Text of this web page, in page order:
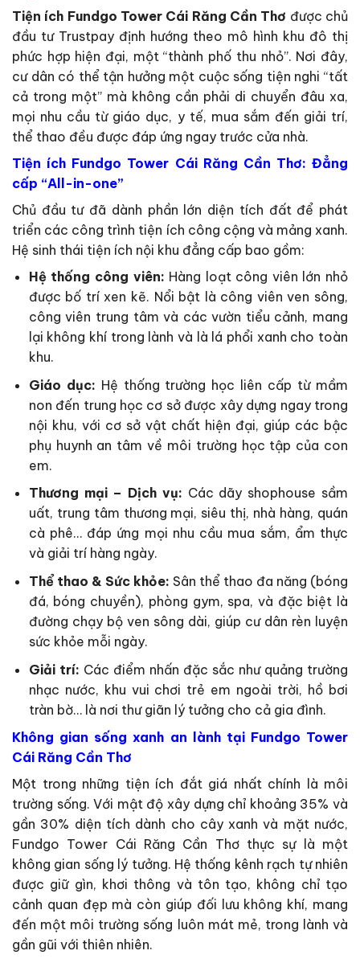
Tiện ích Fundgo Tower Cái Răng Cần Thơ được chủ
đầu tư Trustpay định hướng theo mô hình khu đô thị
phức hợp hiện đại, một “thành phố thu nhỏ”. Nơi đây,
cư dân có thể tận hưởng một cuộc sống tiện nghi “tất
cả trong một” mà không cần phải di chuyển đâu xa,
mọi nhu cầu từ giáo dục, y tế, mua sắm đến giải trí,
thể thao đều được đáp ứng ngay trước cửa nhà.
Tiện ích Fundgo Tower Cái Răng Cần Thơ: Đẳng
cấp “All-in-one”
Chủ đầu tư đã dành phần lớn diện tích đất để phát
triển các công trình tiện ích công cộng và mảng xanh.
Hệ sinh thái tiện ích nội khu đẳng cấp bao gồm:
Hệ thống công viên: Hàng loạt công viên lớn nhỏ
được bố trí xen kẽ. Nổi bật là công viên ven sông,
công viên trung tâm và các vườn tiểu cảnh, mang
lại không khí trong lành và là lá phổi xanh cho toàn
khu.
Giáo dục: Hệ thống trường học liên cấp từ mầm
non đến trung học cơ sở được xây dựng ngay trong
nội khu, với cơ sở vật chất hiện đại, giúp các bậc
phụ huynh an tâm về môi trường học tập của con
em.
Thương mại – Dịch vụ: Các dãy shophouse sầm
uất, trung tâm thương mại, siêu thị, nhà hàng, quán
cà phê… đáp ứng mọi nhu cầu mua sắm, ẩm thực
và giải trí hàng ngày.
Thể thao & Sức khỏe: Sân thể thao đa năng (bóng
đá, bóng chuyền), phòng gym, spa, và đặc biệt là
đường chạy bộ ven sông dài, giúp cư dân rèn luyện
sức khỏe mỗi ngày.
Giải trí: Các điểm nhấn đặc sắc như quảng trường
nhạc nước, khu vui chơi trẻ em ngoài trời, hồ bơi
tràn bờ… là nơi thư giãn lý tưởng cho cả gia đình.
Không gian sống xanh an lành tại Fundgo Tower
Cái Răng Cần Thơ
Một trong những tiện ích đắt giá nhất chính là môi
trường sống. Với mật độ xây dựng chỉ khoảng 35% và
gần 30% diện tích dành cho cây xanh và mặt nước,
Fundgo Tower Cái Răng Cần Thơ thực sự là một
không gian sống lý tưởng. Hệ thống kênh rạch tự nhiên
được giữ gìn, khơi thông và tôn tạo, không chỉ tạo
cảnh quan đẹp mà còn giúp đối lưu không khí, mang
đến một môi trường sống luôn mát mẻ, trong lành và
gần gũi với thiên nhiên.